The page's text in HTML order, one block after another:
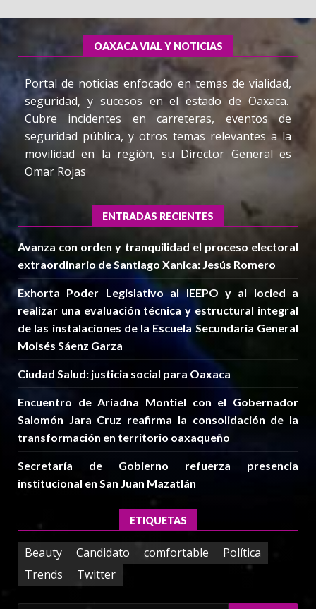
OAXACA VIAL Y NOTICIAS
Portal de noticias enfocado en temas de vialidad,
seguridad, y sucesos en el estado de Oaxaca.
Cubre incidentes en carreteras, eventos de
seguridad pública, y otros temas relevantes a la
movilidad en la región, su Director General es
Omar Rojas
ENTRADAS RECIENTES
Avanza con orden y tranquilidad el proceso electoral
extraordinario de Santiago Xanica: Jesús Romero
Exhorta Poder Legislativo al IEEPO y al Iocied a
realizar una evaluación técnica y estructural integral
de las instalaciones de la Escuela Secundaria General
Moisés Sáenz Garza
Ciudad Salud: justicia social para Oaxaca
Encuentro de Ariadna Montiel con el Gobernador
Salomón Jara Cruz reafirma la consolidación de la
transformación en territorio oaxaqueño
Secretaría de Gobierno refuerza presencia
institucional en San Juan Mazatlán
ETIQUETAS
Beauty Candidato comfortable
Política
Trends
Twitter